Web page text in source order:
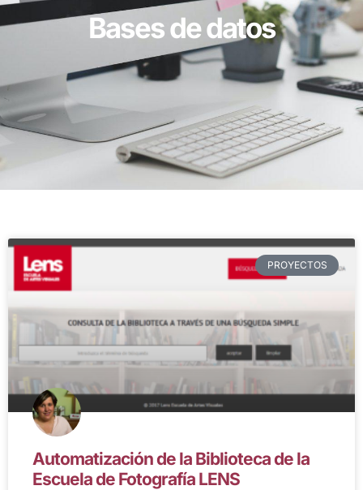
Bases de datos
PROYECTOS
Automatización de la Biblioteca de la
Escuela de Fotografía LENS